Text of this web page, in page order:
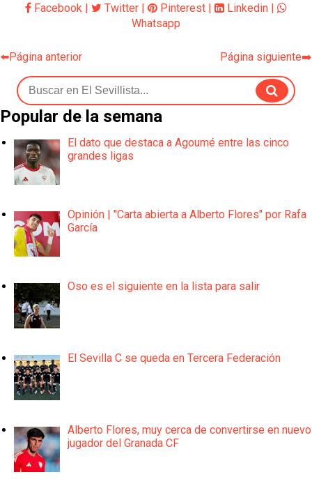
Facebook | Twitter | Pinterest | Linkedin |
Whatsapp
⬅️Página anterior Página siguiente➡️
Popular de la semana
El dato que destaca a Agoumé entre las cinco
grandes ligas
Opinión | "Carta abierta a Alberto Flores" por Rafa
García
Oso es el siguiente en la lista para salir
El Sevilla C se queda en Tercera Federación
Alberto Flores, muy cerca de convertirse en nuevo
jugador del Granada CF